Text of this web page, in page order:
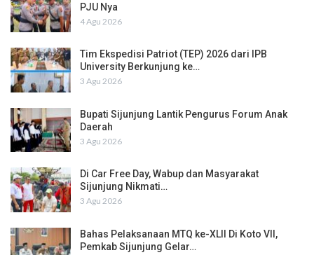
PJU Nya
4 Agu 2026
Tim Ekspedisi Patriot (TEP) 2026 dari IPB
University Berkunjung ke…
3 Agu 2026
Bupati Sijunjung Lantik Pengurus Forum Anak
Daerah
3 Agu 2026
Di Car Free Day, Wabup dan Masyarakat
Sijunjung Nikmati…
3 Agu 2026
Bahas Pelaksanaan MTQ ke-XLII Di Koto VII,
Pemkab Sijunjung Gelar…